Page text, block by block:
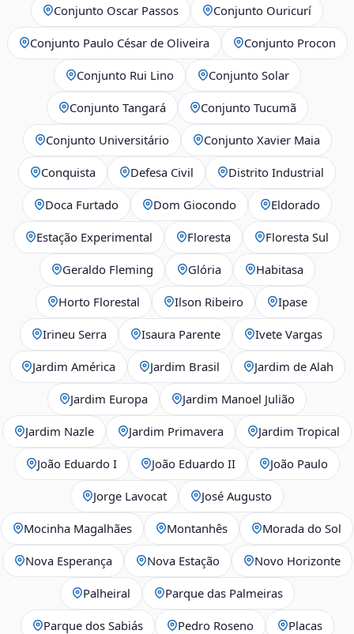
Conjunto Oscar Passos Conjunto Ouricurí
Conjunto Paulo César de Oliveira Conjunto Procon
Conjunto Rui Lino Conjunto Solar
Conjunto Tangará Conjunto Tucumã
Conjunto Universitário Conjunto Xavier Maia
Conquista Defesa Civil Distrito Industrial
Doca Furtado Dom Giocondo Eldorado
Estação Experimental Floresta Floresta Sul
Geraldo Fleming Glória Habitasa
Horto Florestal Ilson Ribeiro Ipase
Irineu Serra Isaura Parente Ivete Vargas
Jardim América Jardim Brasil Jardim de Alah
Jardim Europa Jardim Manoel Julião
Jardim Nazle Jardim Primavera Jardim Tropical
João Eduardo I João Eduardo II João Paulo
Jorge Lavocat José Augusto
Mocinha Magalhães Montanhês Morada do Sol
Nova Esperança Nova Estação Novo Horizonte
Palheiral Parque das Palmeiras
Parque dos Sabiás Pedro Roseno Placas